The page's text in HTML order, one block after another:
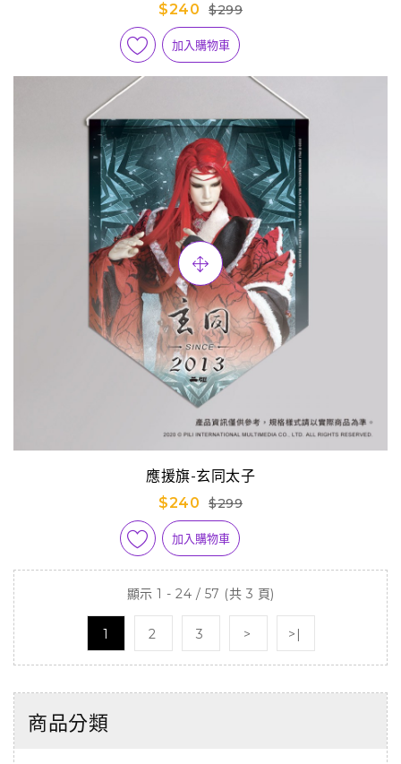
$240
$299
加入購物車
應援旗-玄同太子
$240
$299
加入購物車
顯示 1 - 24 / 57 (共 3 頁)
1 2 3 > >|
商品分類